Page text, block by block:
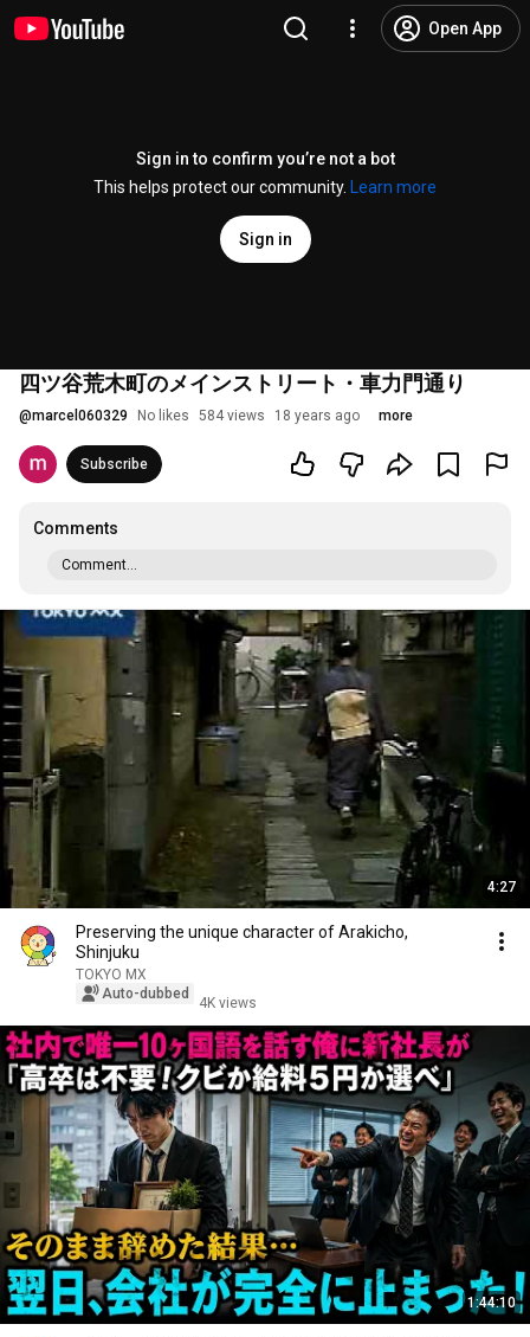
Open App
Sign in to confirm you’re not a bot
This helps protect our community.
Learn more
Sign in
四ツ谷荒木町のメインストリート・車力門通り
@marcel060329 No likes 584 views 18 years ago more
Subscribe
Comments
Comment...
4:27
Preserving the unique character of Arakicho,
Shinjuku
TOKYO MX
Auto-dubbed
4K views
1:44:10